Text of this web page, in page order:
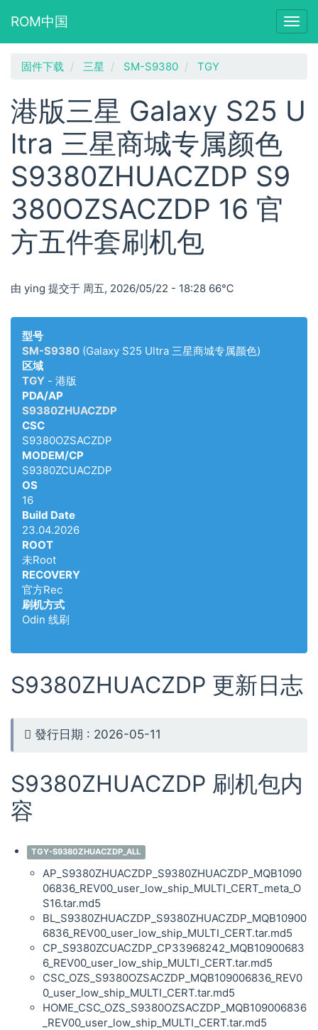
ROM中国
固件下载 三星 SM-S9380 TGY
港版三星 Galaxy S25 U
ltra 三星商城专属颜色
S9380ZHUACZDP S9
380OZSACZDP 16 官
方五件套刷机包
由 ying 提交于 周五, 2026/05/22 - 18:28 66℃
型号
SM-S9380 (Galaxy S25 Ultra 三星商城专属颜色)
区域
TGY - 港版
PDA/AP
S9380ZHUACZDP
CSC
S9380OZSACZDP
MODEM/CP
S9380ZCUACZDP
OS
16
Build Date
23.04.2026
ROOT
未Root
RECOVERY
官方Rec
刷机方式
Odin 线刷
S9380ZHUACZDP 更新日志
發行日期 : 2026-05-11
S9380ZHUACZDP 刷机包内
容
TGY-S9380ZHUACZDP_ALL
AP_S9380ZHUACZDP_S9380ZHUACZDP_MQB1090
06836_REV00_user_low_ship_MULTI_CERT_meta_O
S16.tar.md5
BL_S9380ZHUACZDP_S9380ZHUACZDP_MQB10900
6836_REV00_user_low_ship_MULTI_CERT.tar.md5
CP_S9380ZCUACZDP_CP33968242_MQB10900683
6_REV00_user_low_ship_MULTI_CERT.tar.md5
CSC_OZS_S9380OZSACZDP_MQB109006836_REV0
0_user_low_ship_MULTI_CERT.tar.md5
HOME_CSC_OZS_S9380OZSACZDP_MQB109006836
_REV00_user_low_ship_MULTI_CERT.tar.md5